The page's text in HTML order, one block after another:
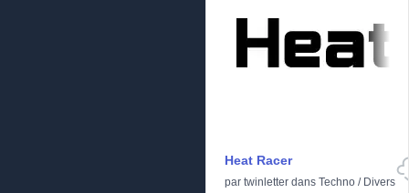
Heat Racer
par twinletter dans Techno / Divers